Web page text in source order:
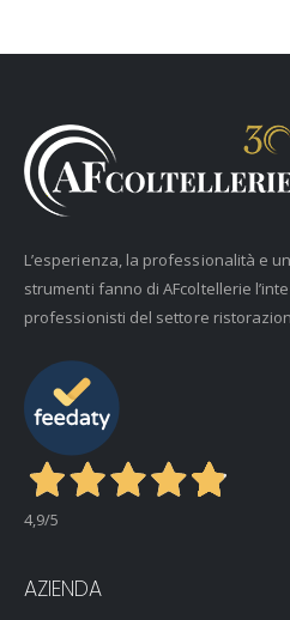
L’esperienza, la professionalità e
strumenti fanno di AFcoltellerie
professionisti del settore
4,9/5
AZIENDA